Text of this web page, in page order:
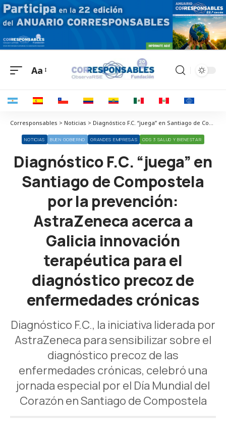
Aa
Corresponsables > Noticias > Diagnóstico F.C. “juega” en Santiago de Compostela por la prevención: AstraZeneca acerca a Galicia innovación terapéutica para el diagnóstico precoz de enfermedades crónicas
NOTICIAS BUEN GOBIERNO GRANDES EMPRESAS ODS 3 SALUD Y BIENESTAR
Diagnóstico F.C. “juega” en
Santiago de Compostela
por la prevención:
AstraZeneca acerca a
Galicia innovación
terapéutica para el
diagnóstico precoz de
enfermedades crónicas
Diagnóstico F.C., la iniciativa liderada por
AstraZeneca para sensibilizar sobre el
diagnóstico precoz de las
enfermedades crónicas, celebró una
jornada especial por el Día Mundial del
Corazón en Santiago de Compostela